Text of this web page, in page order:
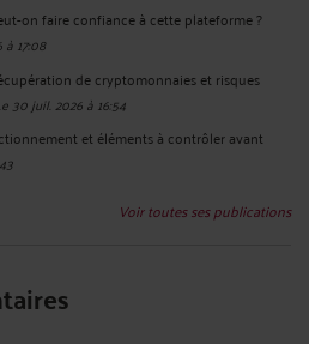
on faire confiance à cette plateforme ?
17:08
de cryptomonnaies et risques
30 juil. 2026 à 16:54
et éléments à contrôler avant
Voir toutes ses publications